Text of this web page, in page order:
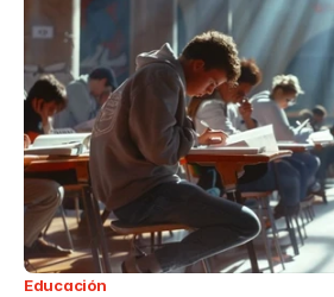
Educación